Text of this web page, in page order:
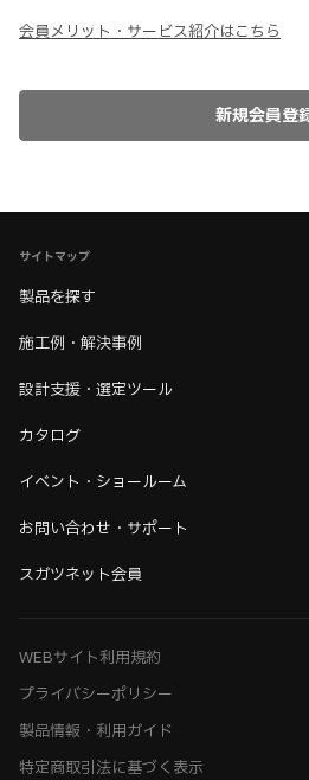
会員メリット・サービス紹介はこちら
サイトマップ
製品を探す
施工例・解決事例
設計支援・選定ツール
カタログ
イベント・ショールーム
お問い合わせ・サポート
スガツネット会員
WEBサイト利用規約
プライバシーポリシー
製品情報・利用ガイド
特定商取引法に基づく表示